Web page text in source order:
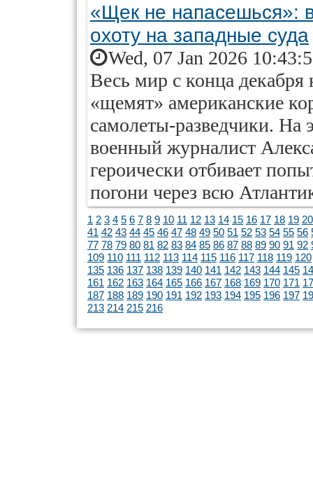
«Щек не напасешься»:
охоту на западные суда
Wed, 07 Jan 2026
Весь мир с конца декабря
«щемят» американские
самолеты-разведчики. На
военный журналист
героически отбивает
погони через всю
1 2 3 4 5 6 7 8 9 10 11 12 13 14 15 16 17 18 19 20
41 42 43 44 45 46 47 48 49 50 51 52 53 54 55 56
77 78 79 80 81 82 83 84 85 86 87 88 89 90 91 92
109 110 111 112 113 114 115 116 117 118 119 120
135 136 137 138 139 140 141 142 143 144 145
161 162 163 164 165 166 167 168 169 170 171
187 188 189 190 191 192 193 194 195 196 197
213 214 215 216